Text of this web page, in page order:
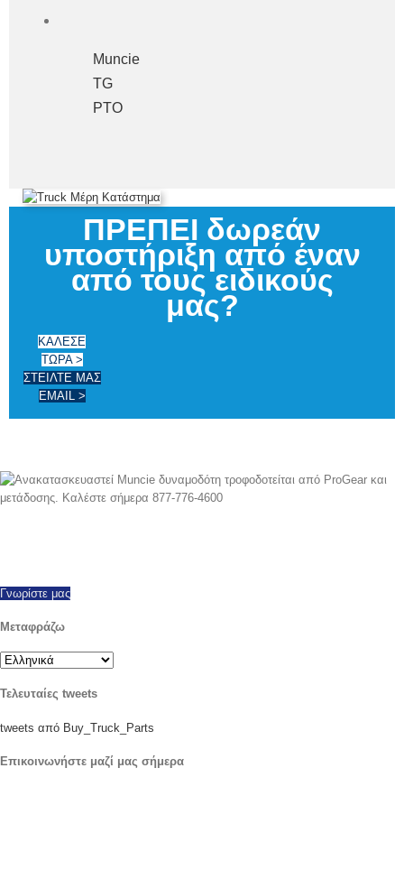
Muncie
TG
PTO
ΠΡΕΠΕΙ δωρεάν
υποστήριξη από έναν
από τους ειδικούς
μας?
ΚΑΛΕΣΕ
ΤΩΡΑ >
ΣΤΕΙΛΤΕ ΜΑΣ
EMAIL >
Γνωρίστε μας
Μεταφράζω
Τελευταίες tweets
tweets από Buy_Truck_Parts
Επικοινωνήστε μαζί μας σήμερα